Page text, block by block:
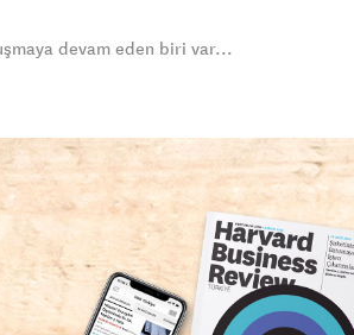
devam eden biri var...